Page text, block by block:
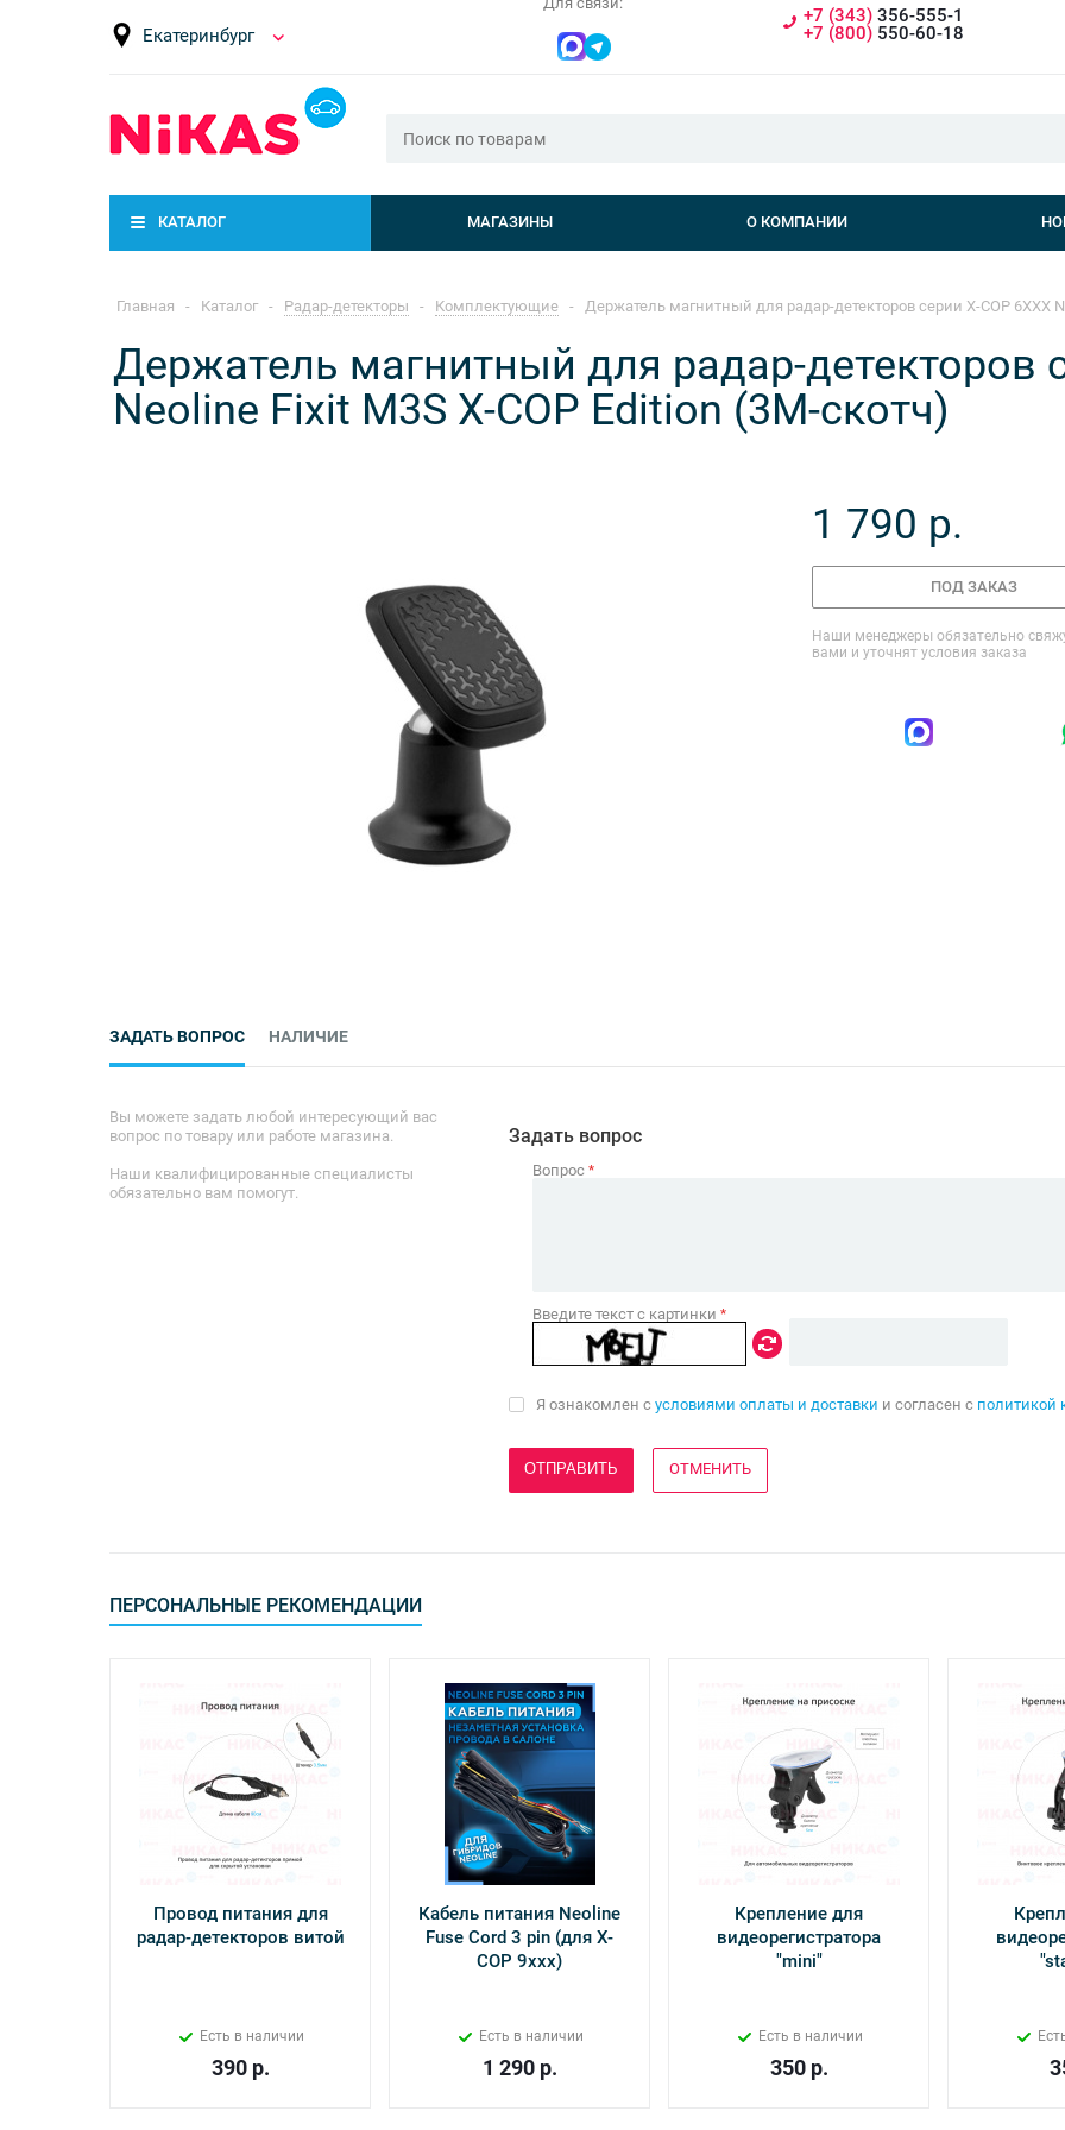
Екатеринбург
+7 (343) 356-555-1
+7 (800) 550-60-18
КАТАЛОГ МАГАЗИНЫ О КОМПАНИИ
Главная - Каталог - Радар-детекторы - Комплектующие - Держатель магнитный для радар-детекторов серии X-COP 6XXX
Держатель магнитный для радар-детекторов
Neoline Fixit M3S X-COP Edition (3М-скотч)
1 790 р.
ПОД ЗАКАЗ
Наши менеджеры обязательно
вами и уточнят условия заказа
ЗАДАТЬ ВОПРОС НАЛИЧИЕ
Вы можете задать любой интересующий вас
вопрос по товару или работе магазина.
Наши квалифицированные специалисты
обязательно вам помогут.
Задать вопрос
Вопрос*
Введите текст с картинки*
Я ознакомлен сусловиями оплаты и доставки и согласен с политикой
ОТМЕНИТЬ
ПЕРСОНАЛЬНЫЕ РЕКОМЕНДАЦИИ
Провод питания для
радар-детекторов витой
Есть в наличии
390р.
Кабель питания Neoline
Fuse Cord 3 pin (для Х-
СОР 9ххх)
Есть в наличии
1 290р.
Крепление для
видеорегистратора
"mini"
Есть в наличии
350р.